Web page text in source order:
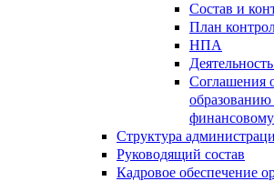
Состав и
План
НПА
Соглашения
Структура
Руководящий состав
Кадровое обеспечение